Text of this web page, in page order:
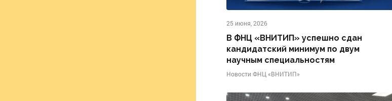
25 июня, 2026
В ФНЦ «ВНИТИП» успешно сдан
кандидатский минимум по двум
научным специальностям
Новости ФНЦ «ВНИТИП»